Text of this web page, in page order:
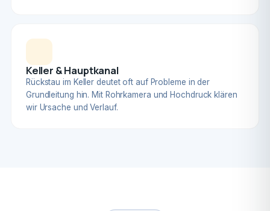
Keller & Hauptkanal
Rückstau im Keller deutet oft auf Probleme in der
Grundleitung hin. Mit Rohrkamera und Hochdruck klären
wir Ursache und Verlauf.